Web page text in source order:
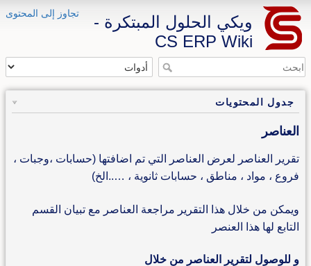
تجاوز إلى المحتوى
ويكي الحلول المبتكرة -
CS ERP Wiki
جدول المحتويات
العناصر
تقرير العناصر لعرض العناصر التي تم اضافتها (حسابات ،وجبات ،
فروع ، مواد ، مناطق ، حسابات ثانوية ، …..الخ)
ويمكن من خلال هذا التقرير مراجعة العناصر مع تبيان القسم
التابع لها هذا العنصر
و للوصول لتقرير العناصر من خلال